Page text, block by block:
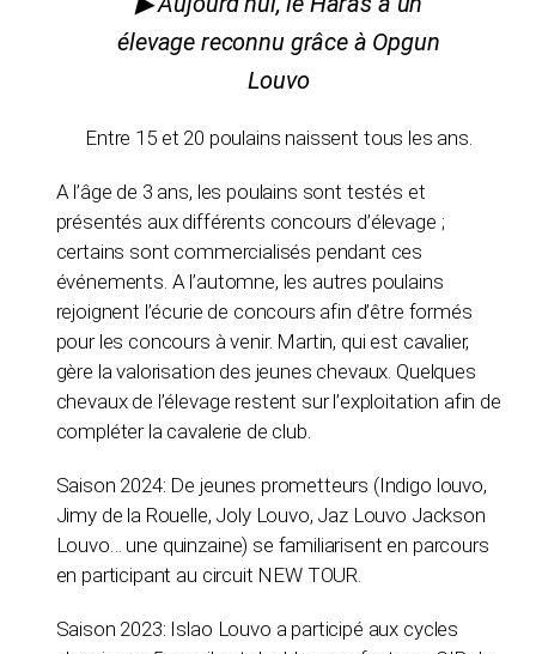
élevage reconnu grâce à Opgun
Louvo
Entre 15 et 20 poulains naissent tous les ans.
A l’âge de 3 ans, les poulains sont testés et
présentés aux différents concours d’élevage ;
certains sont commercialisés pendant ces
événements. A l’automne, les autres poulains
rejoignent l’écurie de concours afin d’être formés
pour les concours à venir. Martin, qui est cavalier,
gère la valorisation des jeunes chevaux. Quelques
chevaux de l’élevage restent sur l’exploitation afin de
compléter la cavalerie de club.
Saison 2024: De jeunes prometteurs (Indigo louvo,
Jimy de la Rouelle, Joly Louvo, Jaz Louvo Jackson
Louvo… une quinzaine) se familiarisent en parcours
en participant au circuit NEW TOUR.
Saison 2023: Islao Louvo a participé aux cycles